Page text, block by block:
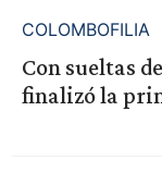
COLOMBOFILIA
Con sueltas
finalizó la